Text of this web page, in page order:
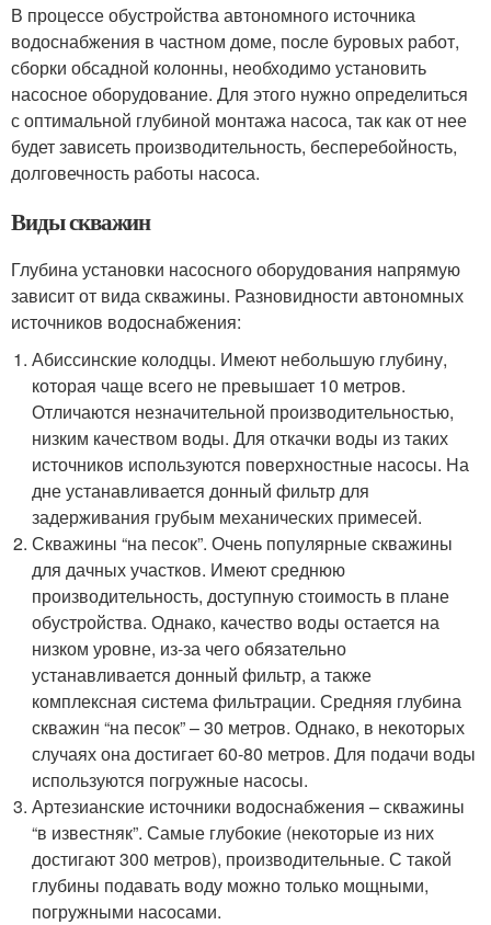
В процессе обустройства автономного источника
водоснабжения в частном доме, после буровых работ,
сборки обсадной колонны, необходимо установить
насосное оборудование. Для этого нужно определиться
с оптимальной глубиной монтажа насоса, так как от нее
будет зависеть производительность, бесперебойность,
долговечность работы насоса.
Виды скважин
Глубина установки насосного оборудования напрямую
зависит от вида скважины. Разновидности автономных
источников водоснабжения:
Абиссинские колодцы. Имеют небольшую глубину,
которая чаще всего не превышает 10 метров.
Отличаются незначительной производительностью,
низким качеством воды. Для откачки воды из таких
источников используются поверхностные насосы. На
дне устанавливается донный фильтр для
задерживания грубым механических примесей.
Скважины “на песок”. Очень популярные скважины
для дачных участков. Имеют среднюю
производительность, доступную стоимость в плане
обустройства. Однако, качество воды остается на
низком уровне, из-за чего обязательно
устанавливается донный фильтр, а также
комплексная система фильтрации. Средняя глубина
скважин “на песок” – 30 метров. Однако, в некоторых
случаях она достигает 60-80 метров. Для подачи воды
используются погружные насосы.
Артезианские источники водоснабжения – скважины
“в известняк”. Самые глубокие (некоторые из них
достигают 300 метров), производительные. С такой
глубины подавать воду можно только мощными,
погружными насосами.